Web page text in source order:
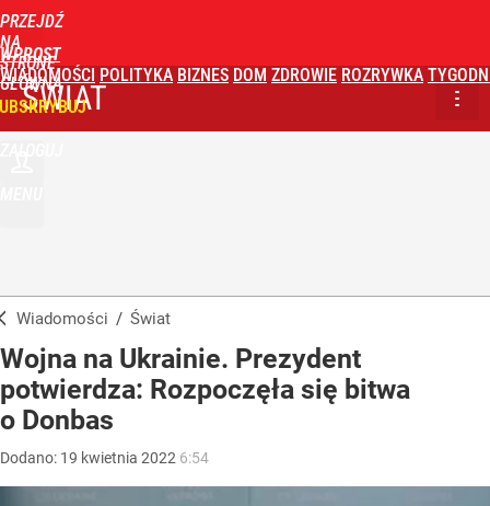
PRZEJDŹ
NA
STRONĘ
GŁÓWNĄ
WPROST
WIADOMOŚCI POLITYKA BIZNES DOM ZDROWIE ROZRYWKA
ŚWIAT
Wiadomości / Świat
Wojna na Ukrainie. Prezydent
potwierdza: Rozpoczęła się bitwa
o Donbas
Dodano: 19 kwietnia 2022 6:54